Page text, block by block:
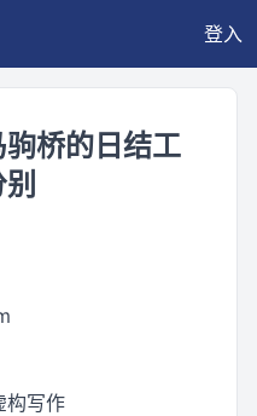
登入
桥的日结工
构写作